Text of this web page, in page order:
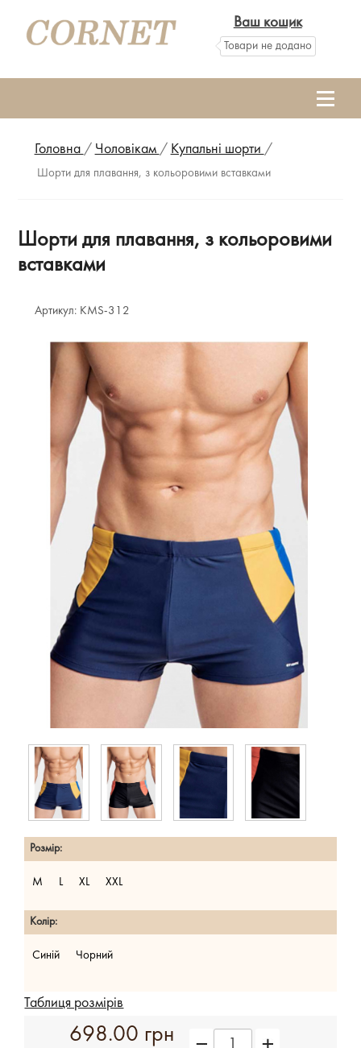
Ваш кошик
Товари не додано
Головна / Чоловікам / Купальні шорти /
Шорти для плавання, з кольоровими вставками
Шорти для плавання, з кольоровими
вставками
Артикул: KMS-312
Розмір:
M L XL XXL
Колір:
Синій Чорний
Таблиця розмірів
698.00 грн